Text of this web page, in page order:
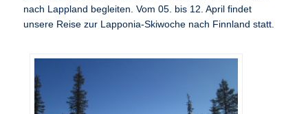
nach Lappland begleiten. Vom 05. bis 12. April findet
unsere Reise zur Lapponia-Skiwoche nach Finnland statt.